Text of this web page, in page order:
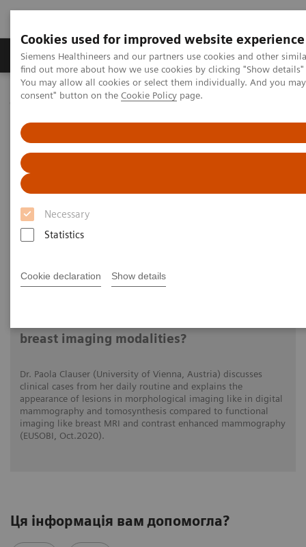
Cookies used for improved website experience
Siemens Healthineers and our partners use cookies and other
find out more about how we use cookies by clicking "Show
You may allow all cookies or select them individually. And you
consent" button on the Cookie Policy page.
Necessary
Statistics
Cookie declaration Show details
Продукція та сервіси Клінічні галузі
Домашня Медична візуалізація
Мамографія
What do lesions look like on different breast imaging modalities?
What do lesions look like on
different breast imaging
modalities?
breast imaging modalities?
Dr. Paola Clauser (University of Vienna, Austria) discusses
clinical cases from her daily routine and explains the
appearance of lesions in morphological imaging like in digital
mammography and tomosynthesis compared to functional
imaging like breast MRI and contrast enhanced mammography
(EUSOBI, Oct.2020).
Ця інформація вам допомогла?